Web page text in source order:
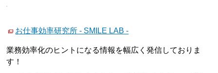
お仕事効率研究所 - SMILE LAB -
業務効率化のヒントになる情報を幅広く発信しておりま
す！